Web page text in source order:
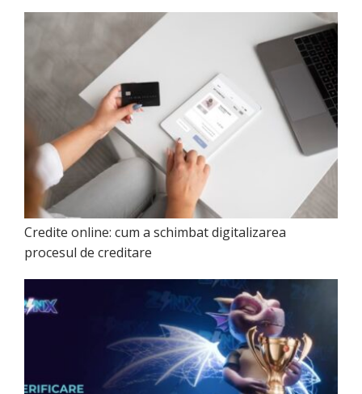
Credite online: cum a schimbat digitalizarea
procesul de creditare